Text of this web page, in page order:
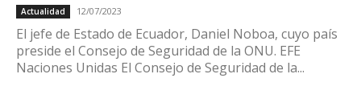
Actualidad 12/07/2023
El jefe de Estado de Ecuador, Daniel Noboa, cuyo país
preside el Consejo de Seguridad de la ONU. EFE
Naciones Unidas El Consejo de Seguridad de la...